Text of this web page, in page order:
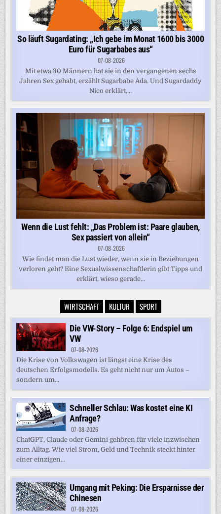
So läuft Sugardating: „Ich gebe im Monat 1600 bis 3000
Euro für Sugarbabes aus“
07-08-2026
Mit etwa 30 Männern hat sie in den vergangenen sechs
Jahren Sex gehabt, erzählt Sugarbabe Ada. Und Sugardaddy
Nico erklärt,...
Wenn die Lust fehlt: „Das Problem ist: Paare glauben,
Sex passiert von allein“
07-08-2026
Wie findet man die Lust wieder, wenn sie in Beziehungen
verloren geht? Eine Sexualwissenschaftlerin gibt Tipps und
erklärt, wieso gerade...
WIRTSCHAFT KULTUR SPORT
Die VW-Story – Folge 6: Endspiel um
VW
07-08-2026
Die Krise von Volkswagen ist längst eine Krise des
deutschen Erfolgsmodells. Es geht nicht nur um Autos –
sondern um...
Schneller Schlau: Was kostet eine KI
Anfrage?
07-08-2026
ChatGPT, Claude oder Gemini gehören für viele inzwischen
zum Alltag. Wie viel Strom, Geld und Technik steckt hinter
einer einzigen...
Umgang mit Peking: Die Ersparnisse der
Chinesen
07-08-2026